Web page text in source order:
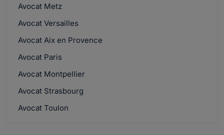
Avocat Metz
Avocat Versailles
Avocat Aix en Provence
Avocat Paris
Avocat Montpellier
Avocat Strasbourg
Avocat Toulon